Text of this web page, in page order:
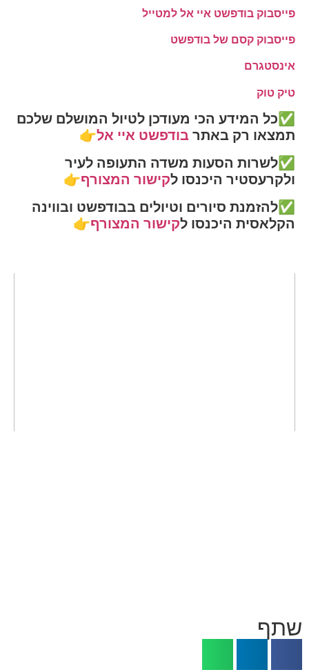
פייסבוק בודפשט איי אל למטייל
פייסבוק קסם של בודפשט
אינסטגרם
טיק טוק
✅כל המידע הכי מעודכן לטיול המושלם שלכם
תמצאו רק באתר בודפשט איי אל👉
✅לשרות הסעות משדה התעופה לעיר
ולקרעסטיר היכנסו לקישור המצורף👉
✅להזמנת סיורים וטיולים בבודפשט ובווינה
הקלאסית היכנסו לקישור המצורף👉
שתף